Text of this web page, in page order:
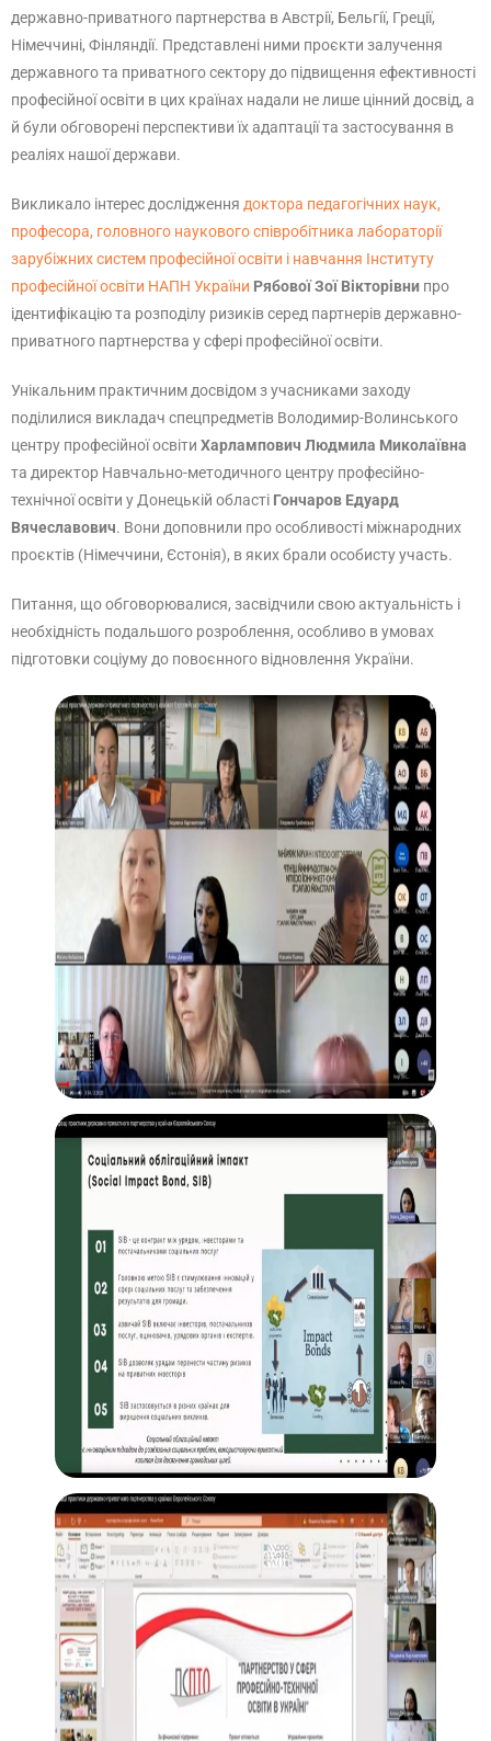
державно-приватного партнерства в Австрії, Бельгії, Греції,
Німеччині, Фінляндії. Представлені ними проєкти залучення
державного та приватного сектору до підвищення ефективності
професійної освіти в цих країнах надали не лише цінний досвід, а
й були обговорені перспективи їх адаптації та застосування в
реаліях нашої держави.
Викликало інтерес дослідження доктора педагогічних наук,
професора, головного наукового співробітника лабораторії
зарубіжних систем професійної освіти і навчання Інституту
професійної освіти НАПН України Рябової Зої Вікторівни про
ідентифікацію та розподілу ризиків серед партнерів державно-
приватного партнерства у сфері професійної освіти.
Унікальним практичним досвідом з учасниками заходу
поділилися викладач спецпредметів Володимир-Волинського
центру професійної освіти Харлампович Людмила Миколаївна
та директор Навчально-методичного центру професійно-
технічної освіти у Донецькій області Гончаров Едуард
Вячеславович. Вони доповнили про особливості міжнародних
проєктів (Німеччини, Єстонія), в яких брали особисту участь.
Питання, що обговорювалися, засвідчили свою актуальність і
необхідність подальшого розроблення, особливо в умовах
підготовки соціуму до повоєнного відновлення України.